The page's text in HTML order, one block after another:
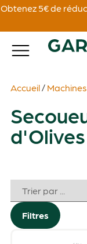
Obtenez 5€ de
Accueil/ Machines
d'Olives
Filtres